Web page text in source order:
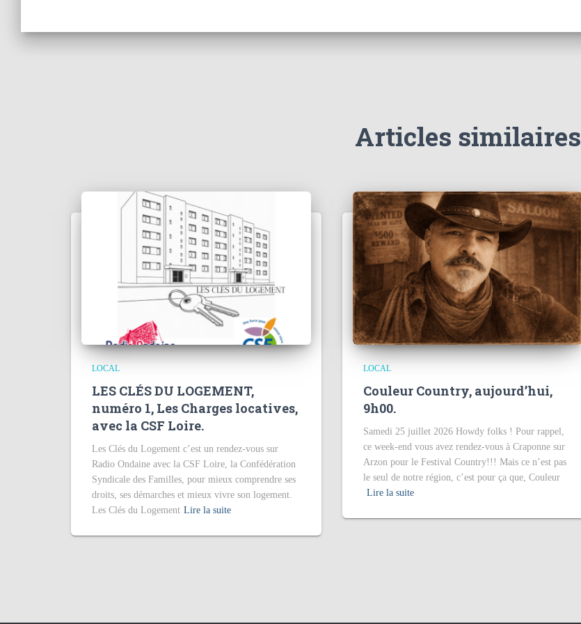
Articles similaires
LOCAL
LES CLÉS DU LOGEMENT,
numéro 1, Les Charges locatives,
avec la CSF Loire.
Les Clés du Logement c’est un rendez-vous sur
Radio Ondaine avec la CSF Loire, la Confédération
Syndicale des Familles, pour mieux comprendre ses
droits, ses démarches et mieux vivre son logement.
Les Clés du Logement Lire la suite
LOCAL
Couleur Country, aujourd’hui,
9h00.
Samedi 25 juillet 2026 Howdy folks ! Pour rappel,
ce week-end vous avez rendez-vous à Craponne sur
Arzon pour le Festival Country!!! Mais ce n’est pas
le seul de notre région, c’est pour ça que, Couleur
Lire la suite